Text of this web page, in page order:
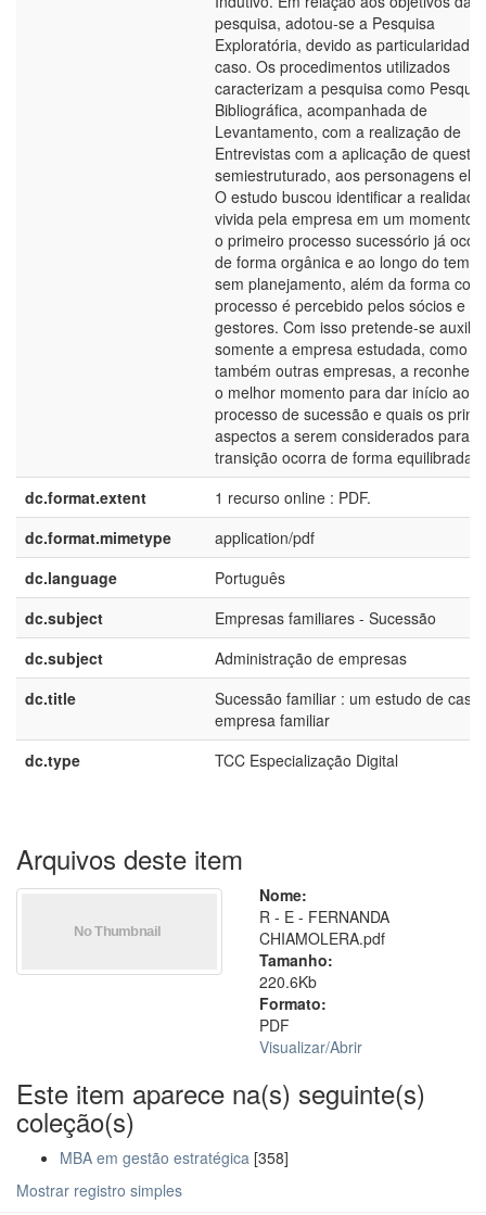
pesquisa, adotou-se a Pesquisa
Exploratória, devido as
caso. Os procedimentos utilizados
caracterizam a pesquisa como
Bibliográfica, acompanhada de
Levantamento, com a realização de
Entrevistas com a aplicação de
semiestruturado, aos personagens
O estudo buscou identificar a realidade
vivida pela empresa em um momento
o primeiro processo sucessório já
de forma orgânica e ao longo do
sem planejamento, além da forma
processo é percebido pelos sócios e
gestores. Com isso pretende-se
somente a empresa estudada, como
também outras empresas, a
o melhor momento para dar início ao
processo de sucessão e quais os
aspectos a serem considerados para
transição ocorra de forma equilibrada.
dc.format.extent
1 recurso online : PDF.
dc.format.mimetype
application/pdf
dc.language
Português
dc.subject
Empresas familiares - Sucessão
dc.subject
Administração de empresas
dc.title
Sucessão familiar : um estudo de caso
empresa familiar
dc.type
TCC Especialização Digital
Arquivos deste item
Nome:
R - E - FERNANDA
CHIAMOLERA.pdf
Tamanho:
220.6Kb
Formato:
PDF
Visualizar/Abrir
Este item aparece na(s) seguinte(s)
coleção(s)
MBA em gestão estratégica [358]
Mostrar registro simples